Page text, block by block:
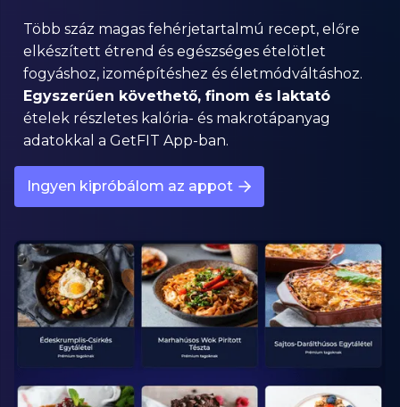
Több száz magas fehérjetartalmú recept, előre
elkészített étrend és egészséges ételötlet
fogyáshoz, izomépítéshez és életmódváltáshoz.
Egyszerűen követhető, finom és laktató
ételek részletes kalória- és makrotápanyag
adatokkal a GetFIT App-ban.
Ingyen kipróbálom az appot